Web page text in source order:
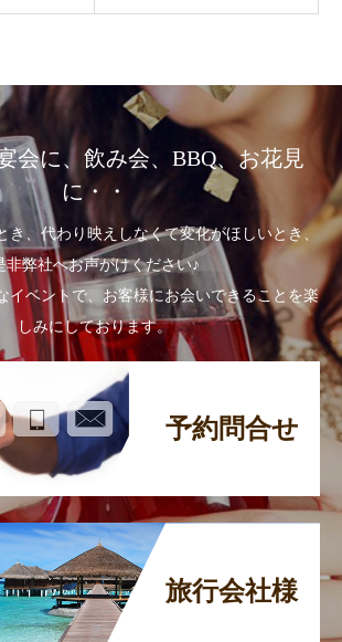
会に、飲み会、BBQ、お花見
に・・
き、代わり映えしなくて変化がほしいとき、
非弊社へお声がけください♪
イベントで、お客様にお会いできることを楽
しみにしております。
予約問合せ
旅行会社様